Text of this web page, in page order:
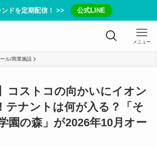
ドを定期配信！ >> 公式LINE
メニュー
ル/商業施設
コストコの向かいにイオン
テナントは何が入る？「そ
園の森」が2026年10月オー